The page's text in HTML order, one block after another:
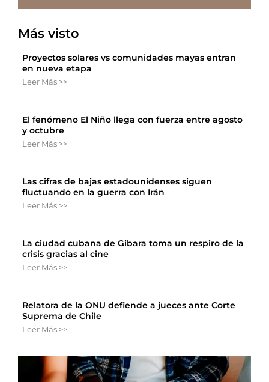
Más visto
Proyectos solares vs comunidades mayas entran
en nueva etapa
Leer Más >>
El fenómeno El Niño llega con fuerza entre agosto
y octubre
Leer Más >>
Las cifras de bajas estadounidenses siguen
fluctuando en la guerra con Irán
Leer Más >>
La ciudad cubana de Gibara toma un respiro de la
crisis gracias al cine
Leer Más >>
Relatora de la ONU defiende a jueces ante Corte
Suprema de Chile
Leer Más >>